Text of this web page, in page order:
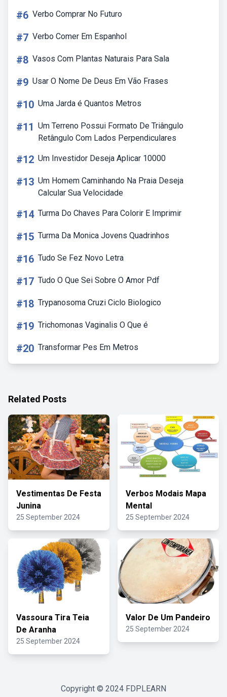
#6 Verbo Comprar No Futuro
#7 Verbo Comer Em Espanhol
#8 Vasos Com Plantas Naturais Para Sala
#9 Usar O Nome De Deus Em Vão Frases
#10 Uma Jarda é Quantos Metros
#11 Um Terreno Possui Formato De Triângulo
Retângulo Com Lados Perpendiculares
#12 Um Investidor Deseja Aplicar 10000
#13 Um Homem Caminhando Na Praia Deseja
Calcular Sua Velocidade
#14 Turma Do Chaves Para Colorir E Imprimir
#15 Turma Da Monica Jovens Quadrinhos
#16 Tudo Se Fez Novo Letra
#17 Tudo O Que Sei Sobre O Amor Pdf
#18 Trypanosoma Cruzi Ciclo Biologico
#19 Trichomonas Vaginalis O Que é
#20 Transformar Pes Em Metros
Related Posts
Vestimentas De Festa
Junina
25 September 2024
Verbos Modais Mapa
Mental
25 September 2024
Vassoura Tira Teia
De Aranha
25 September 2024
Valor De Um Pandeiro
25 September 2024
Copyright © 2024 FDPLEARN